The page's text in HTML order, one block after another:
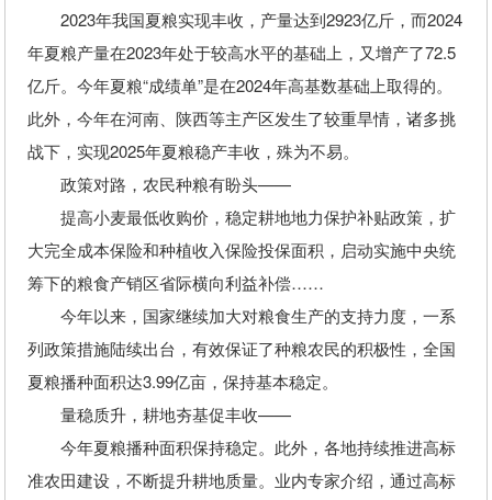
2023年我国夏粮实现丰收，产量达到2923亿斤，而2024
年夏粮产量在2023年处于较高水平的基础上，又增产了72.5
亿斤。今年夏粮“成绩单”是在2024年高基数基础上取得的。
此外，今年在河南、陕西等主产区发生了较重旱情，诸多挑
战下，实现2025年夏粮稳产丰收，殊为不易。
政策对路，农民种粮有盼头——
提高小麦最低收购价，稳定耕地地力保护补贴政策，扩
大完全成本保险和种植收入保险投保面积，启动实施中央统
筹下的粮食产销区省际横向利益补偿……
今年以来，国家继续加大对粮食生产的支持力度，一系
列政策措施陆续出台，有效保证了种粮农民的积极性，全国
夏粮播种面积达3.99亿亩，保持基本稳定。
量稳质升，耕地夯基促丰收——
今年夏粮播种面积保持稳定。此外，各地持续推进高标
准农田建设，不断提升耕地质量。业内专家介绍，通过高标